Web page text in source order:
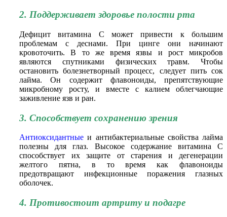
2. Поддерживает здоровье полости рта
Дефицит витамина С может привести к большим
проблемам с деснами. При цинге они начинают
кровоточить. В то же время язвы и рост микробов
являются спутниками физических травм. Чтобы
остановить болезнетворный процесс, следует пить сок
лайма. Он содержит флавоноиды, препятствующие
микробному росту, и вместе с калием облегчающие
заживление язв и ран.
3. Способствует сохранению зрения
Антиоксидантные и антибактериальные свойства лайма
полезны для глаз. Высокое содержание витамина С
способствует их защите от старения и дегенерации
желтого пятна, в то время как флавоноиды
предотвращают инфекционные поражения глазных
оболочек.
4. Противостоит артриту и подагре